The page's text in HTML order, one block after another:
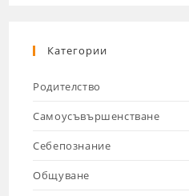
Категории
Родителство
Самоусъвършенстване
Себепознание
Общуване